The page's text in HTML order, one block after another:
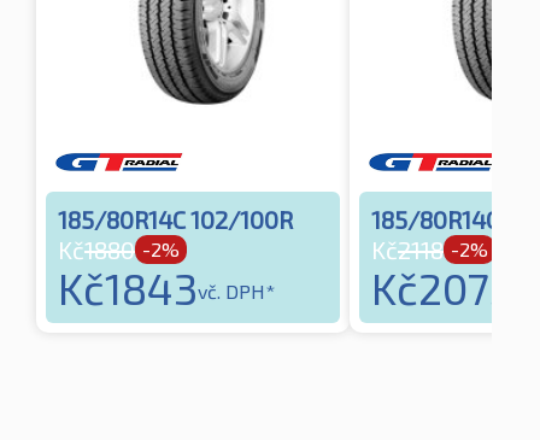
185/80R14C 102/100R
Kč1880 -2%
Kč1843vč. DPH*
185/80R14C
Kč2118 -2%
Kč2075